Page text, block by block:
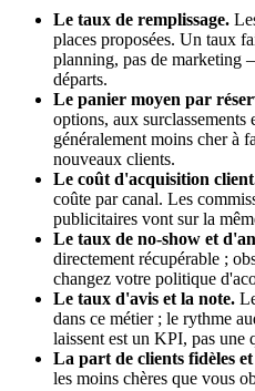
Le taux de remplissage.
places proposées. Un taux
planning, pas de marketing
départs.
Le panier moyen par
options, aux
généralement moins cher à
nouveaux clients.
Le coût d'acquisition
coûte par canal. Les
publicitaires vont sur la
Le taux de no-show et
directement récupérable ;
changez votre politique
Le taux d'avis et la note.
dans ce métier ; le rythme
laissent est un KPI, pas une
La part de clients fidèles
les moins chères que vous